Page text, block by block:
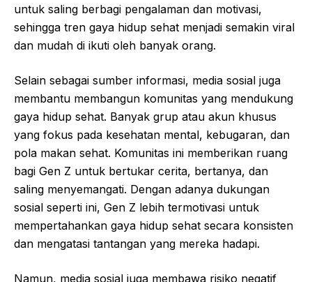
untuk saling berbagi pengalaman dan motivasi,
sehingga tren gaya hidup sehat menjadi semakin viral
dan mudah di ikuti oleh banyak orang.
Selain sebagai sumber informasi, media sosial juga
membantu membangun komunitas yang mendukung
gaya hidup sehat. Banyak grup atau akun khusus
yang fokus pada kesehatan mental, kebugaran, dan
pola makan sehat. Komunitas ini memberikan ruang
bagi Gen Z untuk bertukar cerita, bertanya, dan
saling menyemangati. Dengan adanya dukungan
sosial seperti ini, Gen Z lebih termotivasi untuk
mempertahankan gaya hidup sehat secara konsisten
dan mengatasi tantangan yang mereka hadapi.
Namun, media sosial juga membawa risiko negatif